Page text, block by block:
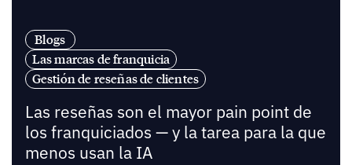
Blogs
Las marcas de franquicia
Gestión de reseñas de clientes
Las reseñas son el mayor pain point de
los franquiciados — y la tarea para la que
menos usan la IA